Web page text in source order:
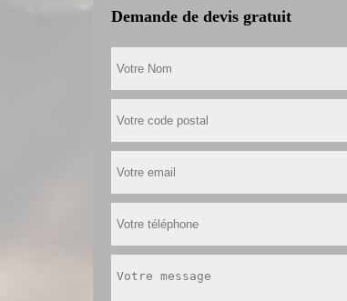
Demande de devis gratuit